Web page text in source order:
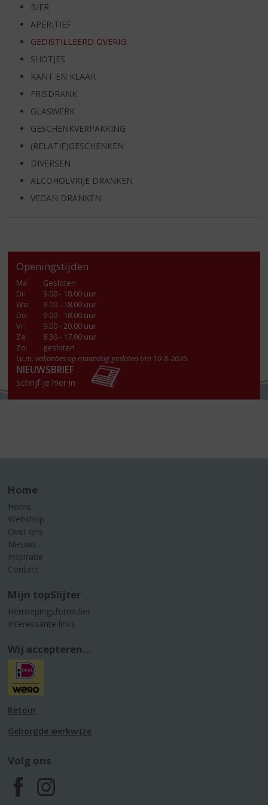
BIER
APERITIEF
GEDISTILLEERD OVERIG
SHOTJES
KANT EN KLAAR
FRISDRANK
GLASWERK
GESCHENKVERPAKKING
(RELATIE)GESCHENKEN
DIVERSEN
ALCOHOLVRIJE DRANKEN
VEGAN DRANKEN
Openingstijden
Ma:
Gesloten
Di:
9.00 - 18.00 uur
Wo:
9.00 - 18.00 uur
Do:
9.00 - 18.00 uur
Vr:
9.00 - 20.00 uur
Za:
8.30 - 17.00 uur
Zo:
gesloten
I.v.m. vakanties op maandag gesloten t/m 10-8-2026
NIEUWSBRIEF
Schrijf je hier in
Home
Home
Webshop
Over ons
Nieuws
Inspiratie
Contact
Mijn topSlijter
Herroepingsformulier
Interessante links
Wij accepteren...
Retour
Geborgde werkwijze
Volg ons
F
I